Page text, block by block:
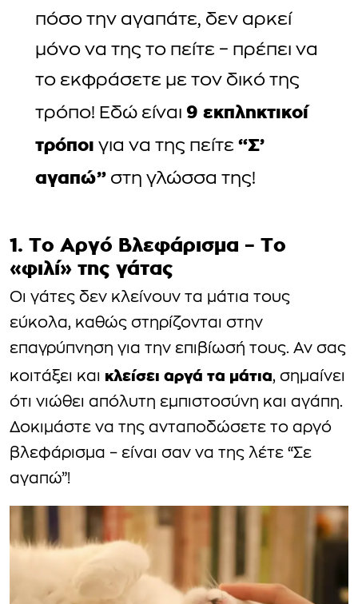
πόσο την αγαπάτε, δεν αρκεί
μόνο να της το πείτε – πρέπει να
το εκφράσετε με τον δικό της
τρόπο! Εδώ είναι 9 εκπληκτικοί
τρόποι για να της πείτε “Σ’
αγαπώ” στη γλώσσα της!
1. Το Αργό Βλεφάρισμα – Το
«φιλί» της γάτας
Οι γάτες δεν κλείνουν τα μάτια τους
εύκολα, καθώς στηρίζονται στην
επαγρύπνηση για την επιβίωσή τους. Αν σας
κοιτάξει και κλείσει αργά τα μάτια, σημαίνει
ότι νιώθει απόλυτη εμπιστοσύνη και αγάπη.
Δοκιμάστε να της ανταποδώσετε το αργό
βλεφάρισμα – είναι σαν να της λέτε “Σε
αγαπώ”!